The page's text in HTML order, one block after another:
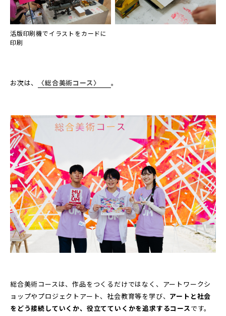
活版印刷機でイラストをカードに
印刷
お次は、 〈総合美術コース〉 。
総合美術コースは、作品をつくるだけではなく、アートワークシ
ョップやプロジェクトアート、社会教育等を学び、 アートと社会
をどう接続していくか、役立てていくかを追求するコース です。